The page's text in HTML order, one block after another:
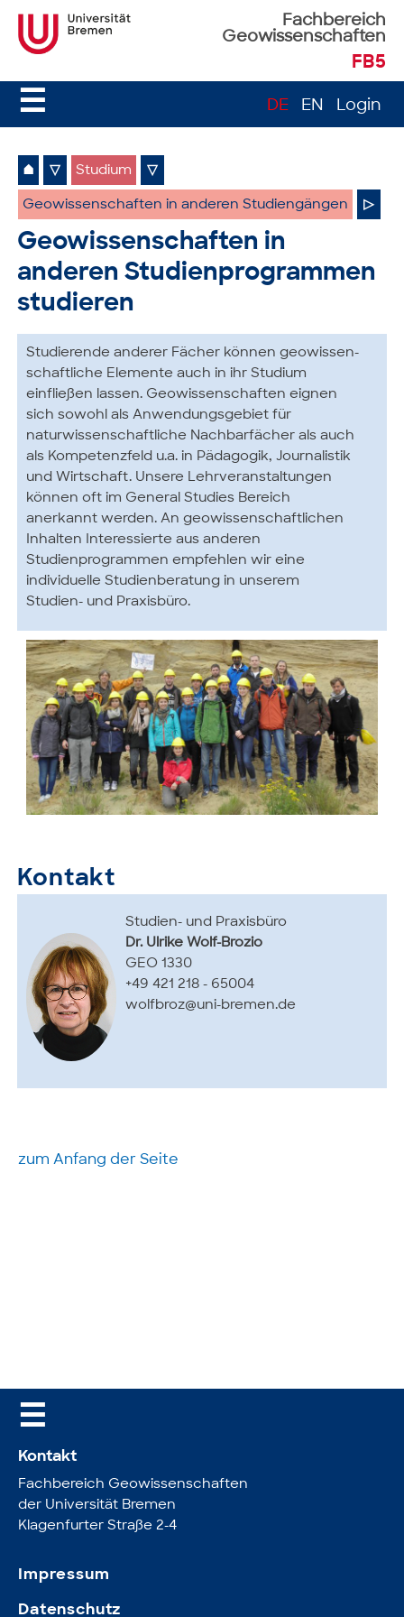
Fachbereich
Geowissenschaften
FB5
☰ DE EN Login
⌂ ▽ Studium ▽
Geowissenschaften in anderen Studiengängen ▷
Geowissenschaften in
anderen Studienprogrammen
studieren
Studierende anderer Fächer können geo­wissen­
schaftliche Elemente auch in ihr Studium
einfließen lassen. Geowissenschaften eignen
sich sowohl als Anwendungsgebiet für
naturwissenschaftliche Nachbarfächer als auch
als Kompetenzfeld u.a. in Pädagogik, Journalistik
und Wirtschaft. Unsere Lehrveranstaltungen
können oft im General Studies Bereich
anerkannt werden. An geowissenschaftlichen
Inhalten Interessierte aus anderen
Studienprogrammen empfehlen wir eine
individuelle Studienberatung in unserem
Studien- und Praxisbüro.
Kontakt
Studien- und Praxisbüro
Dr. Ulrike Wolf-Brozio
GEO 1330
+49 421 218 - 65004
wolfbroz@uni-bremen.de
zum Anfang der Seite
☰
Kontakt
Fachbereich Geowissenschaften
der Universität Bremen
Klagenfurter Straße 2-4
Impressum
Datenschutz